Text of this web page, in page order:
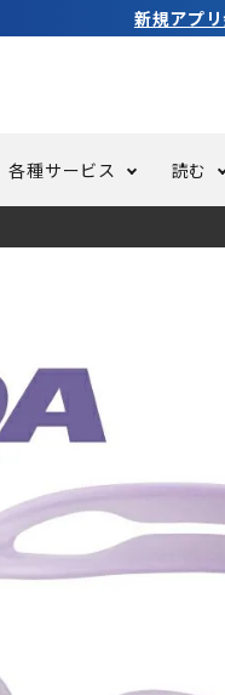
スイミング
店舗限定商品
各種サービス 読む